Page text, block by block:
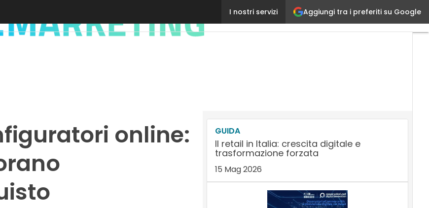
Aggiungi tra i preferiti su Google
I nostri servizi
L’avanzata dei Configuratori online: anticipano e
online:
GUIDA
Il retail in Italia: crescita digitale e
trasformazione forzata
15 Mag 2026